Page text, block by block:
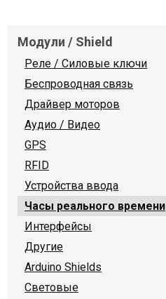
Модули / Shield
Реле / Силовые ключи
Беспроводная связь
Драйвер моторов
Аудио / Видео
GPS
RFID
Устройства ввода
Часы реального времени
Интерфейсы
Другие
Arduino Shields
Световые